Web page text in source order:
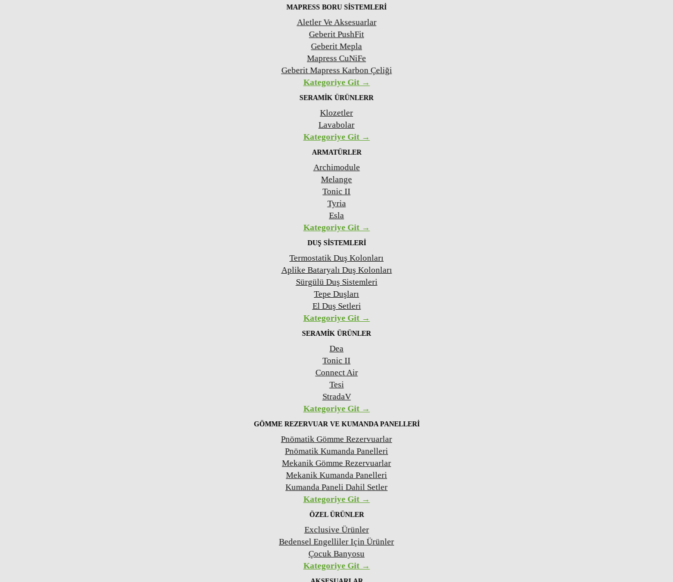
MAPRESS BORU SISTEMLERI
Aletler Ve Aksesuarlar
Geberit PushFit
Geberit Mepla
Mapress CuNiFe
Geberit Mapress Karbon Çeliği
Kategoriye Git →
SERAMIK ÜRÜNLERR
Klozetler
Lavabolar
Kategoriye Git →
ARMATÜRLER
Archimodule
Melange
Tonic II
Tyria
Esla
Kategoriye Git →
DUŞ SISTEMLERI
Termostatik Duş Kolonları
Aplike Bataryalı Duş Kolonları
Sürgülü Duş Sistemleri
Tepe Duşları
El Duş Setleri
Kategoriye Git →
SERAMIK ÜRÜNLER
Dea
Tonic II
Connect Air
Tesi
StradaV
Kategoriye Git →
GÖMME REZERVUAR VE KUMANDA PANELLERI
Pnömatik Gömme Rezervuarlar
Pnömatik Kumanda Panelleri
Mekanik Gömme Rezervuarlar
Mekanik Kumanda Panelleri
Kumanda Paneli Dahil Setler
Kategoriye Git →
ÖZEL ÜRÜNLER
Exclusive Ürünler
Bedensel Engelliler Için Ürünler
Çocuk Banyosu
Kategoriye Git →